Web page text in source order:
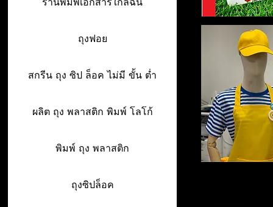
ถุงฟอย
สกรีน ถุง ซิป ล็อค ไม่มี ขั้น ต่ำ
ผลิต ถุง พลาสติก พิมพ์ โลโก้
พิมพ์ ถุง พลาสติก
ถุงซิปล็อค